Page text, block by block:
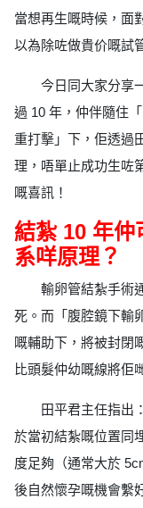
當想再生嘅時候，面
以為除咗做貴价嘅試
今日同大家分享
過 10 年，仲伴隨住「
重打擊」下，佢透過
理，唔單止成功生咗
嘅喜訊！
結紮 10 年仲
系咩原理？
輸卵管結紮手術
死。而「腹腔鏡下輸
嘅輔助下，將被封閉
比頭髮仲幼嘅線將佢
田平君主任指出
於當初結紮嘅位置同
度足夠（通常大於
後自然懷孕嘅機會繫